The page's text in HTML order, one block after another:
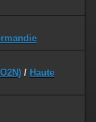
/ Haute